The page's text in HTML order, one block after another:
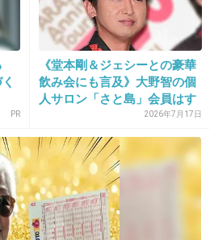
しいもんね
惑かけられたんだろう
+613 -43
PR
《堂本剛＆ジェシーとの豪華
飲み会にも言及》大野智の個
人サロン「さと島」会員はす
2026年7月17日